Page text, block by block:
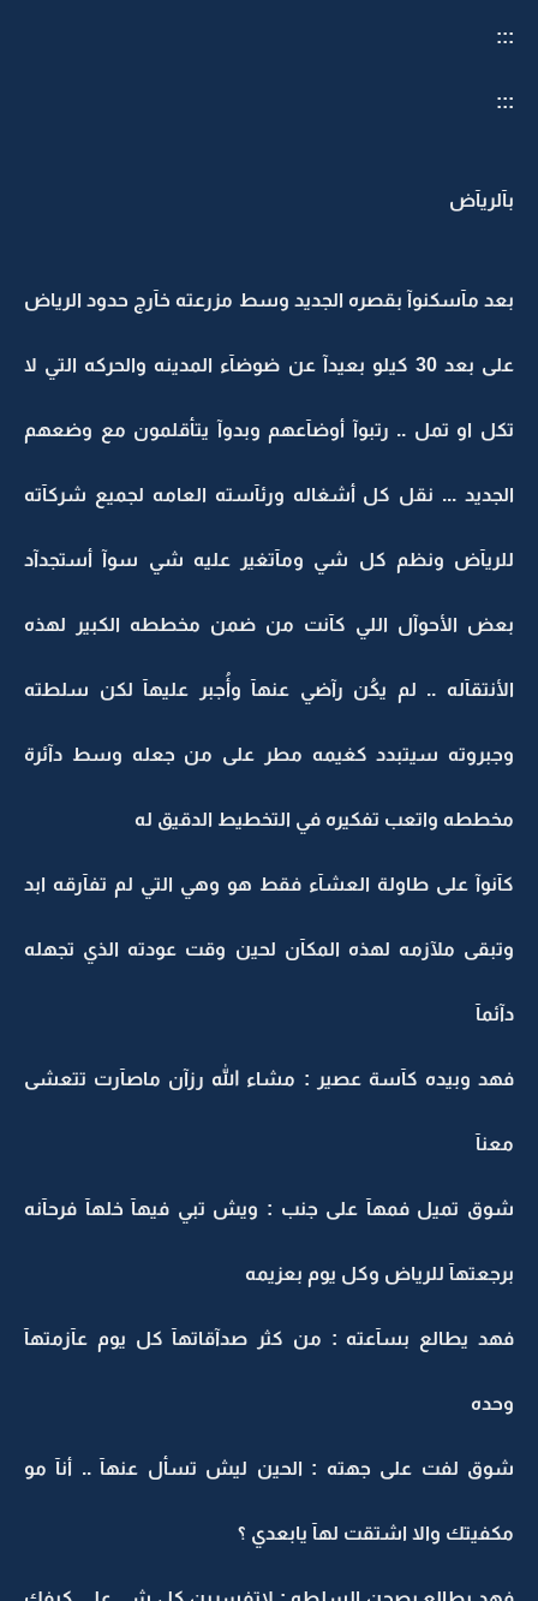
:::
:::
بآلريآض
بعد مآسكنوآ بقصره الجديد وسط مزرعته خآرج حدود الرياض
على بعد 30 كيلو بعيدآ عن ضوضآء المدينه والحركه التي لا
تكل او تمل .. رتبوآ أوضآعهم وبدوآ يتأقلمون مع وضعهم
الجديد ... نقل كل أشغاله ورئآسته العامه لجميع شركآته
للريآض ونظم كل شي ومآتغير عليه شي سوآ أستجدآد
بعض الأحوآل اللي كآنت من ضمن مخططه الكبير لهذه
الأنتقآله .. لم يكُن رآضي عنهآ وأُجبر عليهآ لكن سلطته
وجبروته سيتبدد كغيمه مطر على من جعله وسط دآئرة
مخططه واتعب تفكيره في التخطيط الدقيق له
كآنوآ على طاولة العشآء فقط هو وهي التي لم تفآرقه ابد
وتبقى ملآزمه لهذه المكآن لحين وقت عودته الذي تجهله
دآئمآ
فهد وبيده كآسة عصير : مشاء الله رزآن ماصآرت تتعشى
معنآ
شوق تميل فمهآ على جنب : ويش تبي فيهآ خلهآ فرحآنه
برجعتهآ للرياض وكل يوم بعزيمه
فهد يطالع بسآعته : من كثر صدآقاتهآ كل يوم عآزمتهآ
وحده
شوق لفت على جهته : الحين ليش تسأل عنهآ .. أنآ مو
مكفيتك والا اشتقت لهآ يابعدي ؟